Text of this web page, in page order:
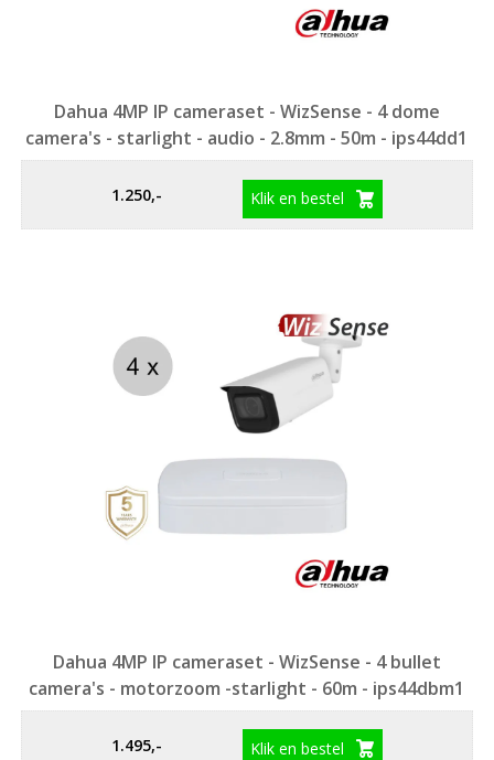
Dahua 4MP IP cameraset - WizSense - 4 dome
camera's - starlight - audio - 2.8mm - 50m - ips44dd1
1.250,- Klik en bestel
Dahua 4MP IP cameraset - WizSense - 4 bullet
camera's - motorzoom -starlight - 60m - ips44dbm1
1.495,- Klik en bestel